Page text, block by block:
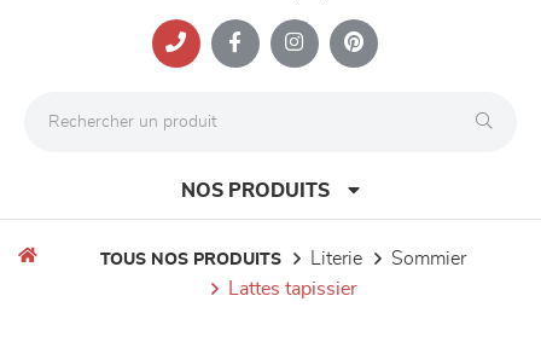
NOS PRODUITS
TOUS NOS PRODUITS literie
sommier
lattes tapissier